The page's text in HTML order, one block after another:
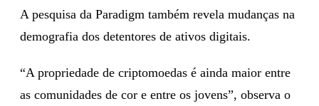
A pesquisa da Paradigm também revela mudanças na
demografia dos detentores de ativos digitais.
“A propriedade de criptomoedas é ainda maior entre
as comunidades de cor e entre os jovens”, observa o